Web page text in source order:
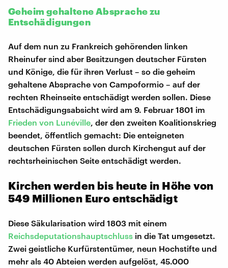
Geheim gehaltene Absprache zu
Entschädigungen
Auf dem nun zu Frankreich gehörenden linken
Rheinufer sind aber Besitzungen deutscher Fürsten
und Könige, die für ihren Verlust – so die geheim
gehaltene Absprache von Campoformio – auf der
rechten Rheinseite entschädigt werden sollen. Diese
Entschädigungsabsicht wird am 9. Februar 1801 im
Frieden von Lunéville , der den zweiten Koalitionskrieg
beendet, öffentlich gemacht: Die enteigneten
deutschen Fürsten sollen durch Kirchengut auf der
rechtsrheinischen Seite entschädigt werden.
Kirchen werden bis heute in Höhe von
549 Millionen Euro entschädigt
Diese Säkularisation wird 1803 mit einem
Reichsdeputationshauptschluss in die Tat umgesetzt.
Zwei geistliche Kurfürstentümer, neun Hochstifte und
mehr als 40 Abteien werden aufgelöst, 45.000